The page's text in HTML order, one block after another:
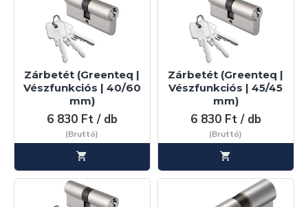
Zárbetét (Greenteq |
Vészfunkciós | 40/60
mm)
6 830 Ft / db
(Bruttó)
Zárbetét (Greenteq |
Vészfunkciós | 45/45
mm)
6 830 Ft / db
(Bruttó)